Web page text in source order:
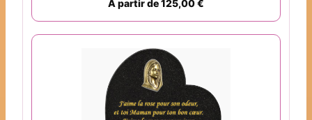
À partir de 125,00 €